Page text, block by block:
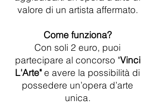
valore di un artista affermato.
Come funziona?
Con soli 2 euro, puoi
partecipare al concorso "Vinci
L'Arte" e avere la possibilità di
possedere un’opera d’arte
unica.